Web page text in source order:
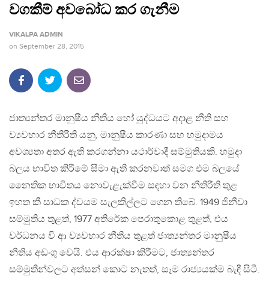
වගකීම් අවබෝධ කර ගැනීම
VIKALPA ADMIN
on September 28, 2015
ජාත්‍යන්තර මානුෂීය නීතිය හෝ යුද්ධයට අදාළ නීති සහ
ව්‍යවහාර නීතිරීති යනු, මානුෂීය කාරණා සහ හමුදාමය
අවශ්‍යතා අතර ඇති කරගන්නා යථාර්වාදී සම්මුතියකි. හමුදා
බලය භාවිත කිරීමේ සීමා ඇති කරනවාත් සමග එම බලයේ
නෛතික භාවිතය නොවැළැක්වීම සඳහා වන නීතිරීති තුළ
ඉහත කී සාධක ද්වයම සැලකිල්ලට ගෙන තිබේ. 1949 ජිනීවා
සම්මුතිය තුළත්, 1977 අතිරේක පෙරාතුකොළ තුළත්, එය
වර්ධනය වී ආ ව්‍යවහාර නීතිය තුළත් ජාත්‍යන්තර මානුෂීය
නීතිය අඩංගු වෙයි. එය ආරක්ෂා කිරීමට, ජාත්‍යන්තර
සම්මුතීන්වලට අත්සන් කොට නැතත්, සෑම රාජ්‍යයක්ම බැඳී සිටී.